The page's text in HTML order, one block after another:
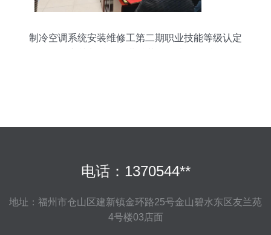
制冷空调系统安装维修工第二期职业技能等级认定
电话：1370544**
地址：福州市仓山区建新镇金环路25号金山碧水东区友兰苑
4号楼03店面